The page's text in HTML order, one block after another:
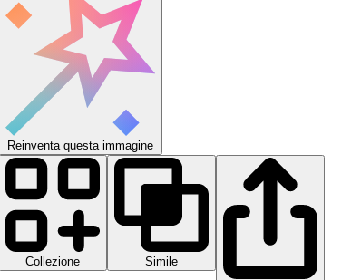
Reinventa questa immagine
Collezione
Simile